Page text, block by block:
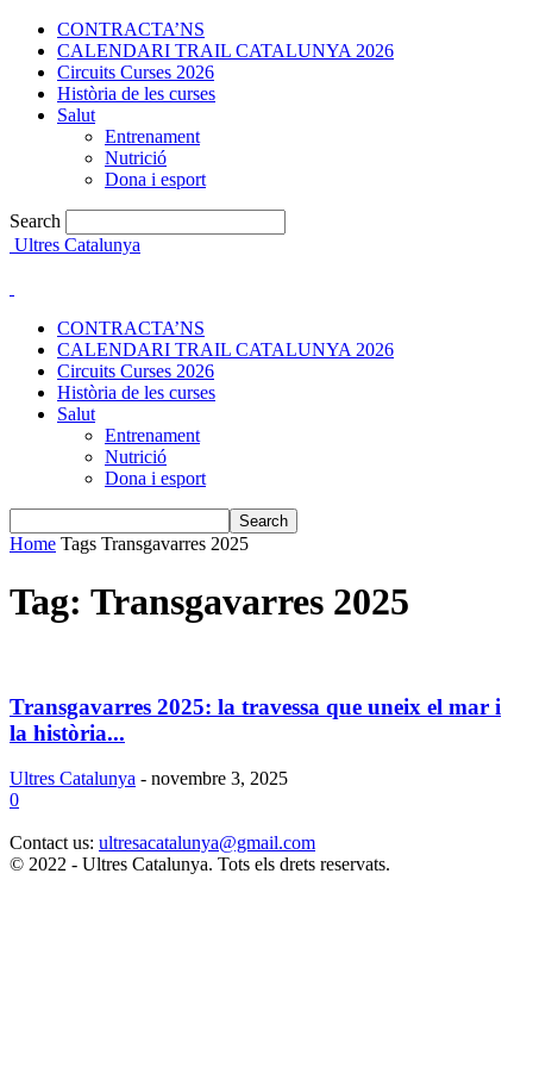
CONTRACTA’NS
CALENDARI TRAIL CATALUNYA 2026
Circuits Curses 2026
Història de les curses
Salut
Entrenament
Nutrició
Dona i esport
Search
Ultres Catalunya
CONTRACTA’NS
CALENDARI TRAIL CATALUNYA 2026
Circuits Curses 2026
Història de les curses
Salut
Entrenament
Nutrició
Dona i esport
Home Tags Transgavarres 2025
Tag: Transgavarres 2025
Transgavarres 2025: la travessa que uneix el mar i
la història...
Ultres Catalunya - novembre 3, 2025
0
Contact us: ultresacatalunya@gmail.com
© 2022 - Ultres Catalunya. Tots els drets reservats.